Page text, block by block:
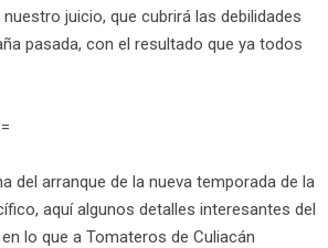
juicio, que cubrirá las debilidades
pasada, con el resultado que ya todos
del arranque de la nueva temporada de la
aquí algunos detalles interesantes del
lo que a Tomateros de Culiacán